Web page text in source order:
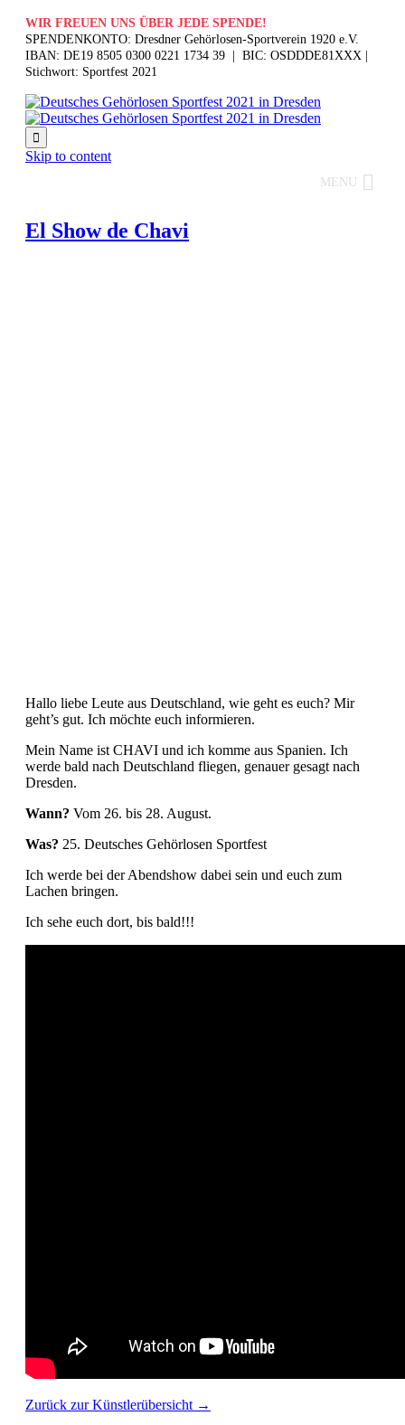
WIR FREUEN UNS ÜBER JEDE SPENDE!
SPENDENKONTO: Dresdner Gehörlosen-Sportverein 1920 e.V.
IBAN: DE19 8505 0300 0221 1734 39 | BIC: OSDDDE81XXX |
Stichwort: Sportfest 2021

Skip to content
MENU
El Show de Chavi
Hallo liebe Leute aus Deutschland, wie geht es euch? Mir
geht’s gut. Ich möchte euch informieren.
Mein Name ist CHAVI und ich komme aus Spanien. Ich
werde bald nach Deutschland fliegen, genauer gesagt nach
Dresden.
Wann? Vom 26. bis 28. August.
Was? 25. Deutsches Gehörlosen Sportfest
Ich werde bei der Abendshow dabei sein und euch zum
Lachen bringen.
Ich sehe euch dort, bis bald!!!
Zurück zur Künstlerübersicht →